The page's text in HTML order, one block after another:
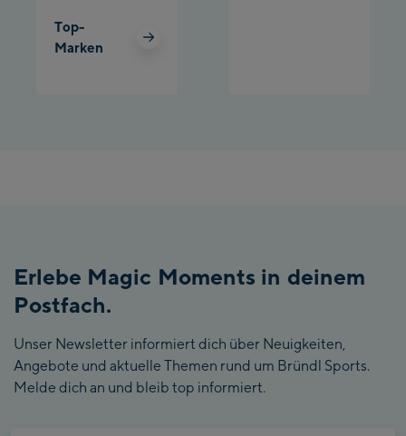
Top-
Marken
Erlebe Magic Moments in deinem
Postfach.
Unser Newsletter informiert dich über Neuigkeiten,
Angebote und aktuelle Themen rund um Bründl Sports.
Melde dich an und bleib top informiert.